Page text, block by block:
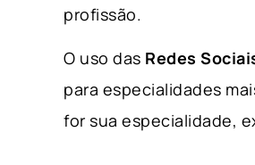
profissão.
O uso das Redes
para especialidades
for sua especialidade,